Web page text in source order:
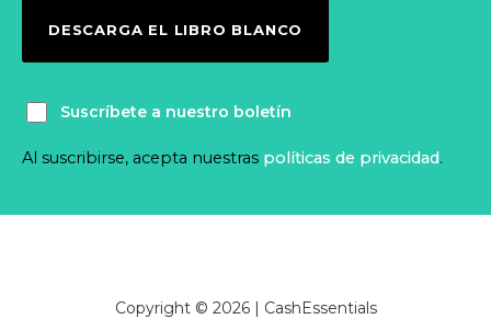
DESCARGA EL LIBRO BLANCO
Suscríbete a nuestro boletín
Al suscribirse, acepta nuestras políticas de privacidad.
Copyright © 2026 | CashEssentials